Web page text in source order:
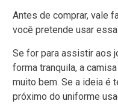
Antes de comprar, vale
você pretende usar
Se for para assistir aos
forma tranquila, a
muito bem. Se a ideia é
próximo do uniforme